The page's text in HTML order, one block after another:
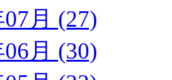
月 (27)
月 (30)